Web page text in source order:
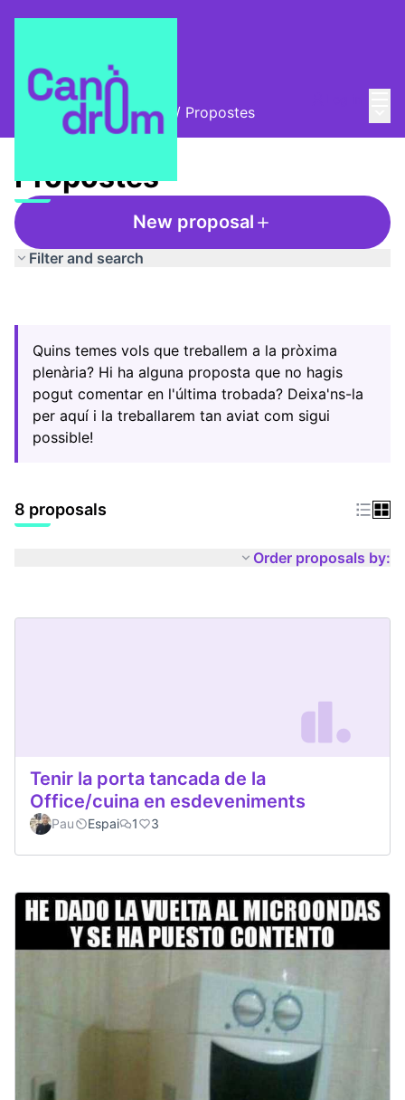
Trobades i assemblees / Propostes
Propostes
New proposal
Filter and search
Quins temes vols que treballem a la pròxima
plenària? Hi ha alguna proposta que no hagis
pogut comentar en l'última trobada? Deixa'ns-la
per aquí i la treballarem tan aviat com sigui
possible!
8 proposals
Order proposals by:
Tenir la porta tancada de la
Office/cuina en esdeveniments
Pau Espai 1 3